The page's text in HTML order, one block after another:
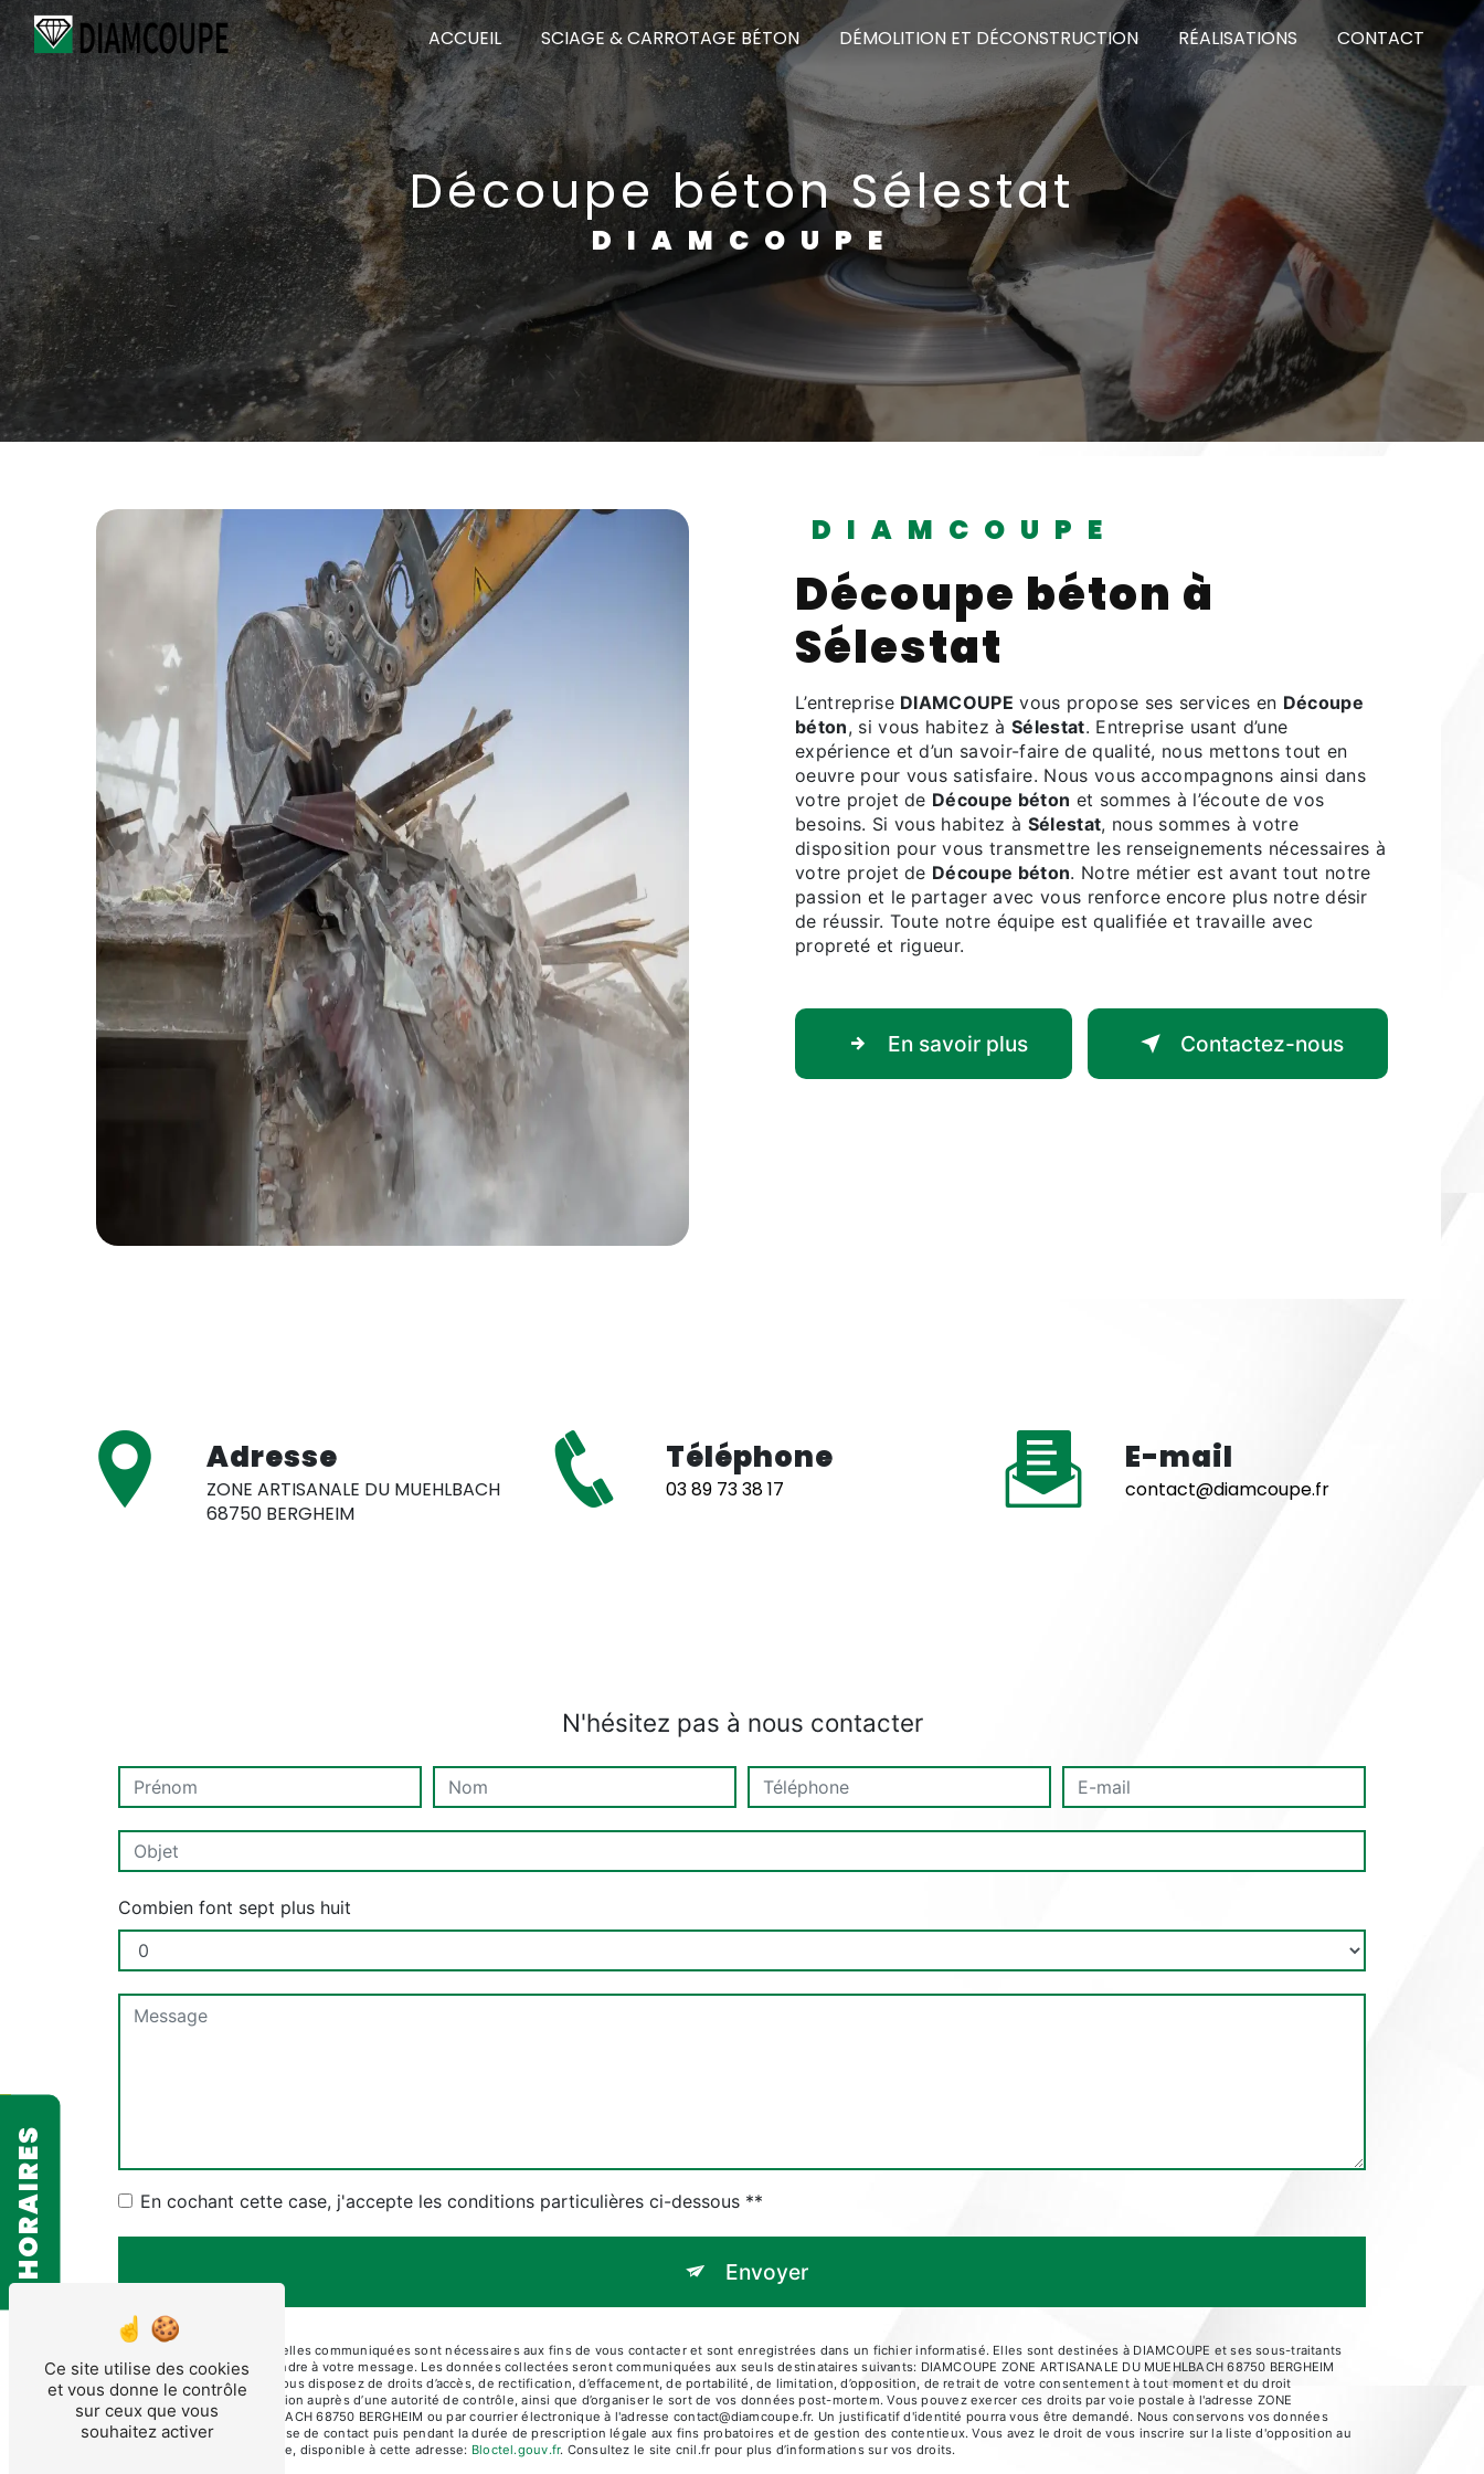
ACCUEIL SCIAGE & CARROTAGE BÉTON DÉMOLITION ET DÉCONSTRUCTION RÉALISATIONS CONTACT
Découpe béton Sélestat
DIAMCOUPE
DIAMCOUPE
Découpe béton à
Sélestat
L’entreprise DIAMCOUPE vous propose ses services en Découpe
béton, si vous habitez àSélestat. Entreprise usant d’une
expérience et d’un savoir-faire de qualité, nous mettons tout en
oeuvre pour vous satisfaire. Nous vous accompagnons ainsi dans
votre projet de Découpe béton et sommes à l’écoute de vos
besoins. Si vous habitez à Sélestat, nous sommes à votre
disposition pour vous transmettre les renseignements nécessaires à
votre projet de Découpe béton. Notre métier est avant tout notre
passion et le partager avec vous renforce encore plus notre désir
de réussir. Toute notre équipe est qualifiée et travaille avec
propreté et rigueur.
En savoir plus Contactez-nous
Adresse
ZONE ARTISANALE DU MUEHLBACH
68750 BERGHEIM
Téléphone
03 89 73 38 17
E-mail
contact@diamcoupe.fr
N'hésitez pas à nous contacter
Combien font sept plus huit
En cochant cette case, j'accepte les conditions particulières ci-dessous **
Envoyer
** Les données personnelles communiquées sont nécessaires aux fins de vous contacter et sont enregistrées dans un fichier informatisé. Elles sont destinées à DIAMCOUPE et ses sous-traitants
dans le seul but de répondre à votre message. Les données collectées seront communiquées aux seuls destinataires suivants: DIAMCOUPE ZONE ARTISANALE DU MUEHLBACH 68750 BERGHEIM
contact@diamcoupe.fr. Vous disposez de droits d’accès, de rectification, d’effacement, de portabilité, de limitation, d’opposition, de retrait de votre consentement à tout moment et du droit
d’introduire une réclamation auprès d’une autorité de contrôle, ainsi que d’organiser le sort de vos données post-mortem. Vous pouvez exercer ces droits par voie postale à l'adresse ZONE
ARTISANALE DU MUEHLBACH 68750 BERGHEIM ou par courrier électronique à l'adresse contact@diamcoupe.fr. Un justificatif d'identité pourra vous être demandé. Nous conservons vos données
pendant la période de prise de contact puis pendant la durée de prescription légale aux fins probatoires et de gestion des contentieux. Vous avez le droit de vous inscrire sur la liste d'opposition au
démarchage téléphonique, disponible à cette adresse: Bloctel.gouv.fr. Consultez le site cnil.fr pour plus d’informations sur vos droits.
HORAIRES
Panneau de gestion des cookies
Ce site utilise des cookies
et vous donne le contrôle
sur ceux que vous
souhaitez activer